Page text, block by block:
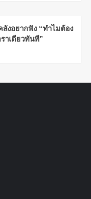
ลังอยากฟัง “ทำไมต้อง
าเดียวทันที”